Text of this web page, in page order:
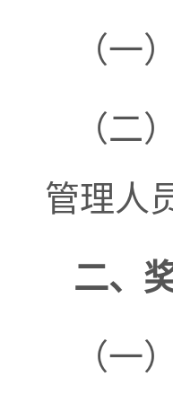
（一
（二
管理人
二、
（一